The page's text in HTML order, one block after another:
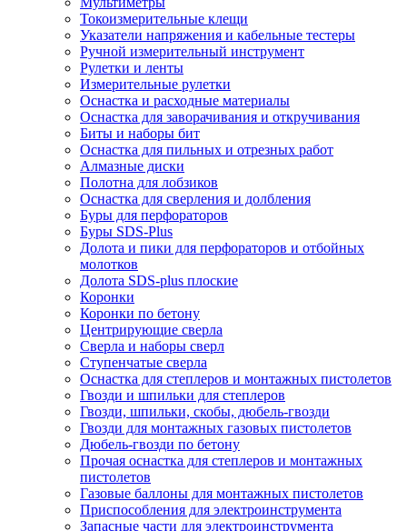
Токоизмерительные клещи
Указатели напряжения и кабельные тестеры
Ручной измерительный инструмент
Рулетки и ленты
Измерительные рулетки
Оснастка и расходные материалы
Оснастка для заворачивания и откручивания
Биты и наборы бит
Оснастка для пильных и отрезных работ
Алмазные диски
Полотна для лобзиков
Оснастка для сверления и долбления
Буры для перфораторов
Буры SDS-Plus
Долота и пики для перфораторов и отбойных
молотков
Долота SDS-plus плоские
Коронки
Коронки по бетону
Центрирующие сверла
Сверла и наборы сверл
Ступенчатые сверла
Оснастка для степлеров и монтажных пистолетов
Гвозди и шпильки для степлеров
Гвозди, шпильки, скобы, дюбель-гвозди
Гвозди для монтажных газовых пистолетов
Дюбель-гвозди по бетону
Прочая оснастка для степлеров и монтажных
пистолетов
Газовые баллоны для монтажных пистолетов
Приспособления для электроинструмента
Запасные части для электроинструмента